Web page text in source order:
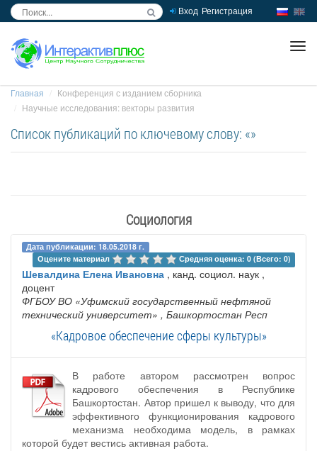
Вход Регистрация
Главная
Конференция с изданием сборника
Научные исследования: векторы развития
Список публикаций по ключевому слову: «»
Социология
Дата публикации: 18.05.2018 г.
Оцените материал
Средняя оценка: 0 (Всего: 0)
Шевалдина Елена Ивановна , канд. социол. наук ,
доцент
ФГБОУ ВО «Уфимский государственный нефтяной
технический университет» , Башкортостан Респ
«Кадровое обеспечение сферы культуры»
В работе автором рассмотрен вопрос
кадрового обеспечения в Республике
Башкортостан. Автор пришел к выводу, что для
эффективного функционирования кадрового
механизма необходима модель, в рамках
которой будет вестись активная работа.